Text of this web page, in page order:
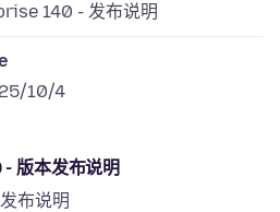
140 - 发布说明
10/4
版本发布说明
布说明